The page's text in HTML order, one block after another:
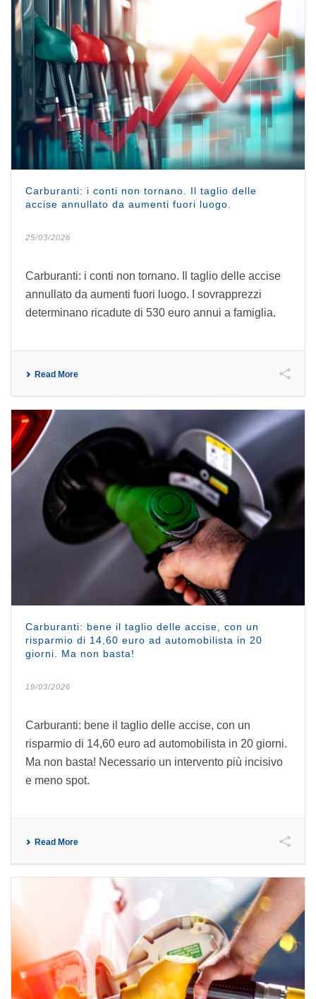
Carburanti: i conti non tornano. Il taglio delle
accise annullato da aumenti fuori luogo.
25/03/2026
Carburanti: i conti non tornano. Il taglio delle accise
annullato da aumenti fuori luogo. I sovrapprezzi
determinano ricadute di 530 euro annui a famiglia.
Read More
Carburanti: bene il taglio delle accise, con un
risparmio di 14,60 euro ad automobilista in 20
giorni. Ma non basta!
19/03/2026
Carburanti: bene il taglio delle accise, con un
risparmio di 14,60 euro ad automobilista in 20 giorni.
Ma non basta! Necessario un intervento più incisivo
e meno spot.
Read More